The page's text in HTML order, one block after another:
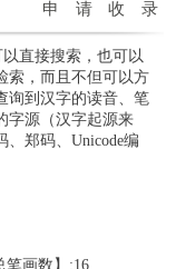
申请收录
直接搜索，也可以
索，而且不但可以方
询到汉字的读音、笔
字源（汉字起源来
郑码、Unicode编
笔画数】:16